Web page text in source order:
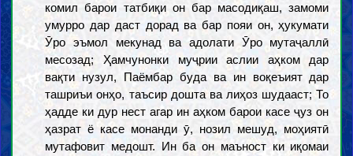
комил барои татбиқи он бар масодиқаш, замоми
умурро дар даст дорад ва бар пояи он, ҳукумати
Ӯро эъмол мекунад ва адолати Ӯро мутаҷаллӣ
месозад; Ҳамчунонки муҷрии аслии аҳком дар
вақти нузул, Паёмбар буда ва ин воқеъият дар
ташриъи онҳо, таъсир дошта ва лиҳоз шудааст; То
ҳадде ки дур нест агар ин аҳком барои касе ҷуз он
ҳазрат ё касе монанди ӯ, нозил мешуд, моҳиятӣ
мутафовит медошт. Ин ба он маъност ки иқомаи